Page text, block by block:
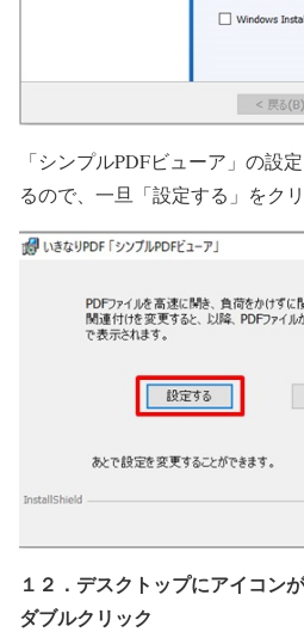
「シンプルPDFビューア」の設
るので、一旦「設定する」をク
１２．デスクトップにアイコ
ダブルクリック